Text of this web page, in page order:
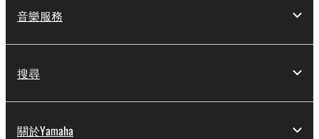
音樂服務
搜尋
關於Yamaha